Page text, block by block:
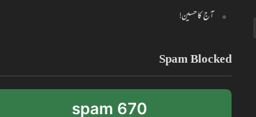
آج کا حسین!
Spam Blocked
670 spam